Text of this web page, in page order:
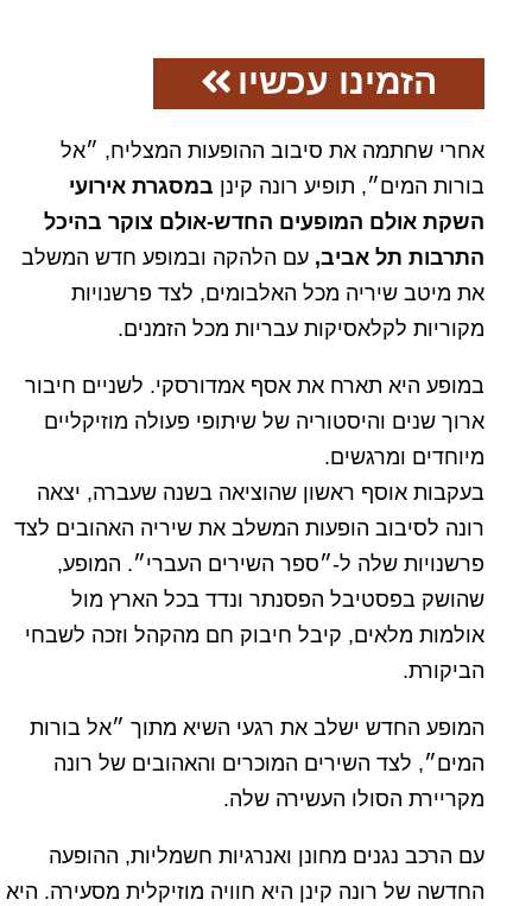
הזמינו עכשיו
אחרי שחתמה את סיבוב ההופעות המצליח, ״אל
בורות המים״, תופיע רונה קינן במסגרת אירועי
השקת אולם המופעים החדש-אולם צוקר בהיכל
התרבות תל אביב, עם הלהקה ובמופע חדש המשלב
את מיטב שיריה מכל האלבומים, לצד פרשנויות
מקוריות לקלאסיקות עבריות מכל הזמנים.
במופע היא תארח את אסף אמדורסקי. לשניים חיבור
ארוך שנים והיסטוריה של שיתופי פעולה מוזיקליים
מיוחדים ומרגשים.
בעקבות אוסף ראשון שהוציאה בשנה שעברה, יצאה
רונה לסיבוב הופעות המשלב את שיריה האהובים לצד
פרשנויות שלה ל-״ספר השירים העברי״. המופע,
שהושק בפסטיבל הפסנתר ונדד בכל הארץ מול
אולמות מלאים, קיבל חיבוק חם מהקהל וזכה לשבחי
הביקורת.
המופע החדש ישלב את רגעי השיא מתוך ״אל בורות
המים״, לצד השירים המוכרים והאהובים של רונה
מקריירת הסולו העשירה שלה.
עם הרכב נגנים מחונן ואנרגיות חשמליות, ההופעה
החדשה של רונה קינן היא חוויה מוזיקלית מסעירה. היא